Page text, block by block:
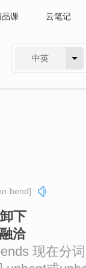
品课 云笔记
中英
下
洽
现在分